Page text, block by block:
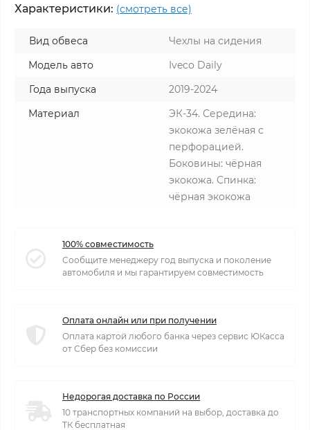
Характеристики: (смотреть все)
Вид обвеса
Чехлы на сидения
Модель авто
Iveco Daily
Года выпуска
2019-2024
Материал
ЭК-34. Середина:
экокожа зелёная с
перфорацией.
Боковины: чёрная
экокожа. Спинка:
чёрная экокожа
100% совместимость
Сообщите менеджеру год выпуска и поколение
автомобиля и мы гарантируем совместимость
Оплата онлайн или при получении
Оплата картой любого банка через сервис ЮКасса
от Сбер без комиссии
Недорогая доставка по России
10 транспортных компаний на выбор, доставка до
ТК бесплатная